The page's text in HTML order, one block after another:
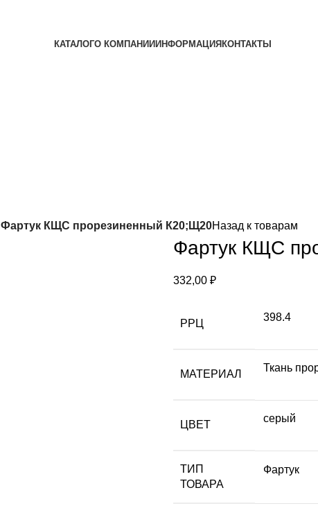
КАТАЛОГО КОМПАНИИ ИНФОРМАЦИЯ КОНТАКТЫ
Фартук КЩС прорезиненный К20;Щ20Назад к товарам
Фартук КЩС
332,00 ₽
РРЦ
398.4
МАТЕРИАЛ
Ткань
ЦВЕТ
серый
ТИП
ТОВАРА
Фартук